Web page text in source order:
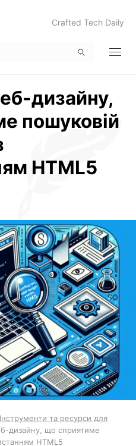
Crafted Tech Daily
дизайну,
пошуковій
HTML5
Інструменти та ресурси для
дизайну, що сприятиме
HTML5